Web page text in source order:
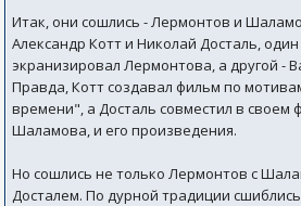
Итак, они сошлись - Лермонтов и
Александр Котт и Николай Досталь,
экранизировал Лермонтова, а другой -
Правда, Котт создавал фильм по
времени", а Досталь совместил в своем
Шаламова, и его произведения.
Но сошлись не только Лермонтов с
Досталем. По дурной традиции